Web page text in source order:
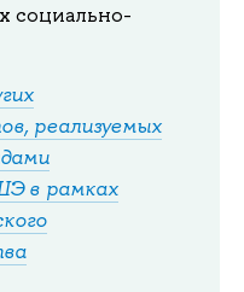
социально-
реализуемых
в рамках